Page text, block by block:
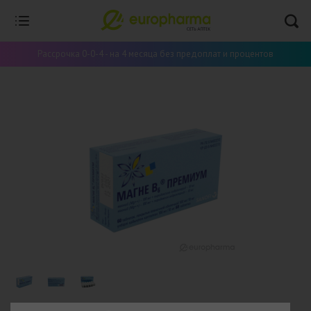
Рассрочка 0-0-4 - на 4 месяца без предоплат и процентов